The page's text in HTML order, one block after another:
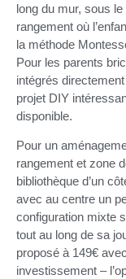
long du mur, sous
rangement où
la méthode
Pour les parents
intégrés
projet DIY
disponible.
Pour un
rangement et zone
bibliothèque d’un
avec au centre un
configuration mixte
tout au long de sa
proposé à 149€
investissement –